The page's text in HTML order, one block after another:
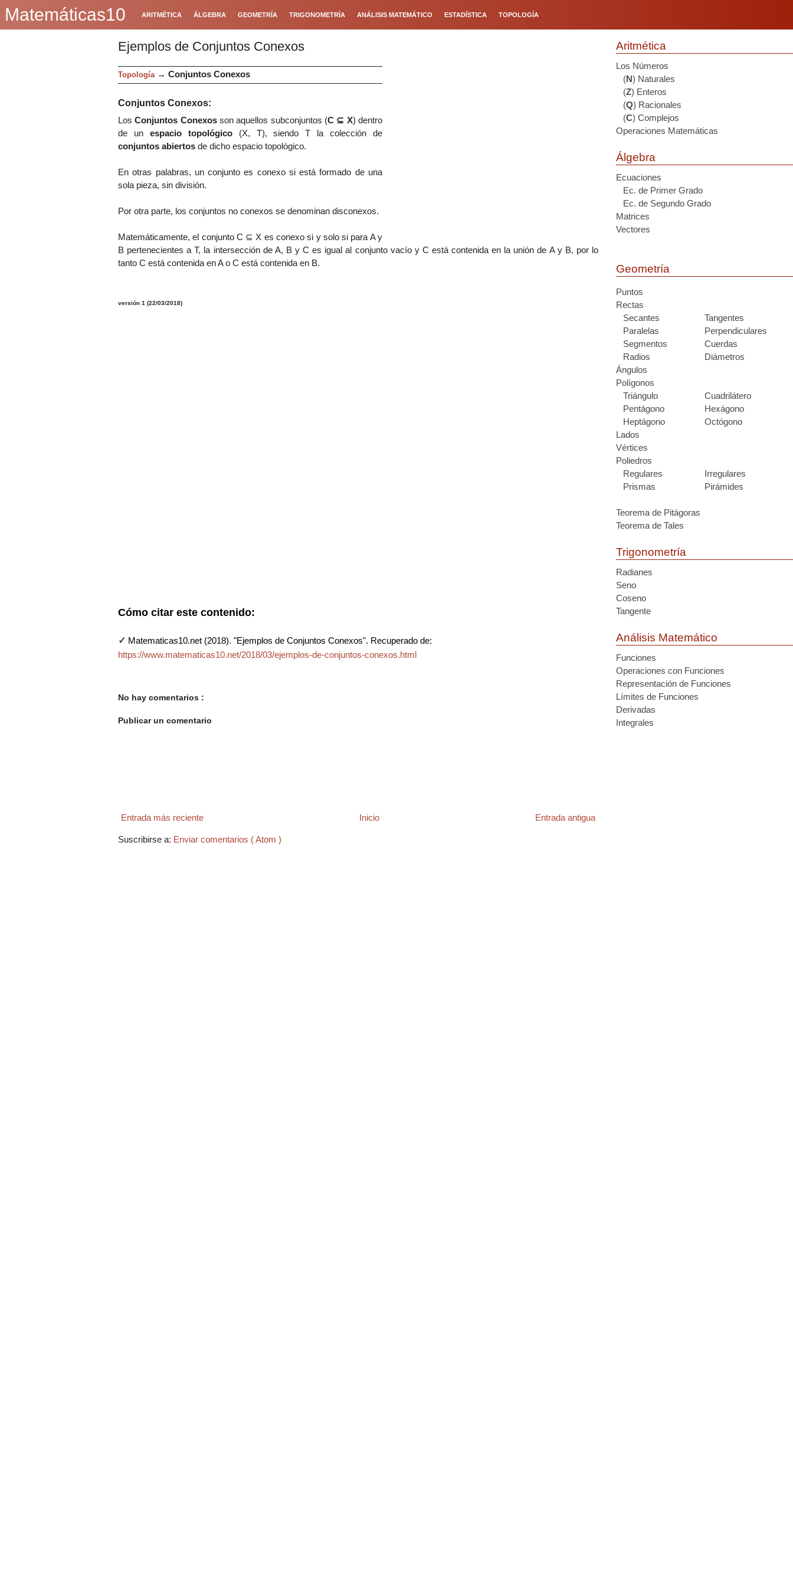
Matemáticas10 ARITMÉTICA ÁLGEBRA GEOMETRÍA TRIGONOMETRÍA ANÁLISIS MATEMÁTICO ESTADÍSTICA TOPOLOGÍA
Ejemplos de Conjuntos Conexos
Topología → Conjuntos Conexos
Conjuntos Conexos:
LosConjuntos Conexosson aquellos subconjuntos (C ⊆ X) dentro
de un espacio topológico(X, T), siendo T la colección de
conjuntos abiertos de dicho espacio topológico.
En otras palabras, un conjunto es conexo si está formado de una
sola pieza, sin división.
Por otra parte, los conjuntos no conexos se denominan disconexos.
Matemáticamente, el conjunto C ⊆ X es conexo si y solo si para A y
B pertenecientes a T, la intersección de A, B y C es igual al conjunto vacío y C está contenida en la unión de A y B, por lo
tanto C está contenida en A o C está contenida en B.
versión 1 (22/03/2018)
Cómo citar este contenido:
✓ Matematicas10.net (2018). "Ejemplos de Conjuntos Conexos". Recuperado de:
https://www.matematicas10.net/2018/03/ejemplos-de-conjuntos-conexos.html
No hay comentarios :
Publicar un comentario
Entrada más reciente Entrada antigua
Inicio
Suscribirse a: Enviar comentarios ( Atom )
Aritmética
Los Números
(N) Naturales
(Z) Enteros
(Q) Racionales
(C) Complejos
Operaciones Matemáticas
Álgebra
Ecuaciones
Ec. de Primer Grado
Ec. de Segundo Grado
Matrices
Vectores
Geometría
Puntos
Rectas
Secantes
Tangentes
Paralelas
Perpendiculares
Segmentos
Cuerdas
Radios
Diámetros
Ángulos
Polígonos
Triángulo
Cuadrilátero
Pentágono
Hexágono
Heptágono
Octógono
Lados
Vértices
Poliedros
Regulares
Irregulares
Prismas
Pirámides
Teorema de Pitágoras
Teorema de Tales
Trigonometría
Radianes
Seno
Coseno
Tangente
Análisis Matemático
Funciones
Operaciones con Funciones
Representación de Funciones
Límites de Funciones
Derivadas
Integrales